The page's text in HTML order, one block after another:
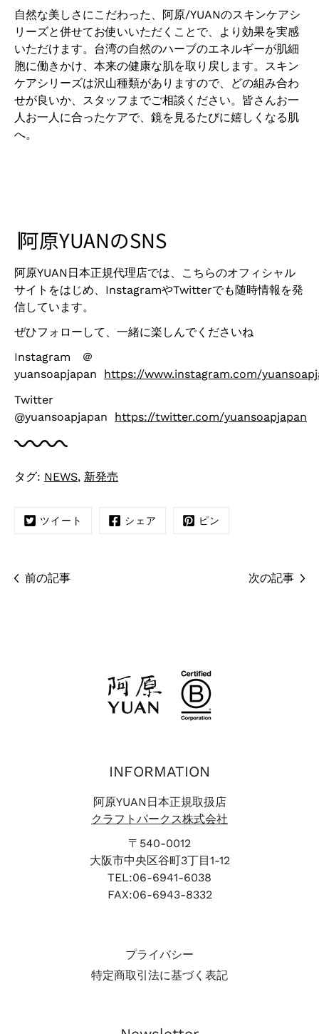
自然な美しさにこだわった、阿原/YUANのスキンケアシ
リーズと併せてお使いいただくことで、より効果を実感
いただけます。台湾の自然のハーブのエネルギーが肌細
胞に働きかけ、本来の健康な肌を取り戻します。スキン
ケアシリーズは沢山種類がありますので、どの組み合わ
せが良いか、スタッフまでご相談ください。皆さんお一
人お一人に合ったケアで、鏡を見るたびに嬉しくなる肌
へ。
∣阿原YUANのSNS
阿原YUAN日本正規代理店では、こちらのオフィシャル
サイトをはじめ、 InstagramやTwitterでも随時情報を発
信しています。
ぜひフォローして、一緒に楽しんでくださいね
Instagram ＠
yuansoapjapan
https://www.instagram.com/
Twitter
@yuansoapjapan
https://twitter.com/yuansoapjapan
タグ: NEWS, 新発売
ツイート シェア ピン
前の記事 次の記事
INFORMATION
阿原YUAN日本正規取扱店
クラフトパークス株式会社
〒540-0012
大阪市中央区谷町3丁目1-12
TEL:06-6941-6038
FAX:06-6943-8332
プライバシー
特定商取引法に基づく表記